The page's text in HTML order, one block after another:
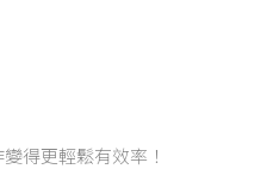
得更輕鬆有效率！